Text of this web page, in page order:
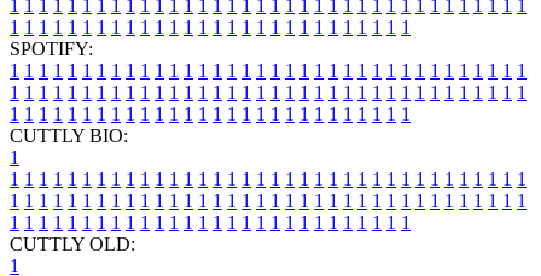
1 1 1 1 1 1 1 1 1 1 1 1 1 1 1 1 1 1 1 1 1 1 1 1 1 1 1 1 1 1 1 1 1 1 1 1
1 1 1 1 1 1 1 1 1 1 1 1 1 1 1 1 1 1 1 1 1 1 1 1 1 1 1 1
SPOTIFY:
1 1 1 1 1 1 1 1 1 1 1 1 1 1 1 1 1 1 1 1 1 1 1 1 1 1 1 1 1 1 1 1 1 1 1 1
1 1 1 1 1 1 1 1 1 1 1 1 1 1 1 1 1 1 1 1 1 1 1 1 1 1 1 1 1 1 1 1 1 1 1 1
1 1 1 1 1 1 1 1 1 1 1 1 1 1 1 1 1 1 1 1 1 1 1 1 1 1 1 1
CUTTLY BIO:
1
1 1 1 1 1 1 1 1 1 1 1 1 1 1 1 1 1 1 1 1 1 1 1 1 1 1 1 1 1 1 1 1 1 1 1 1
1 1 1 1 1 1 1 1 1 1 1 1 1 1 1 1 1 1 1 1 1 1 1 1 1 1 1 1 1 1 1 1 1 1 1 1
1 1 1 1 1 1 1 1 1 1 1 1 1 1 1 1 1 1 1 1 1 1 1 1 1 1 1 1
CUTTLY OLD:
1